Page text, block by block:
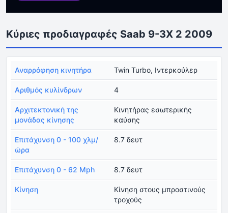
Κύριες προδιαγραφές Saab 9-3X 2 2009
Αναρρόφηση κινητήρα Twin Turbo, Ιντερκούλερ
Αριθμός κυλίνδρων 4
Αρχιτεκτονική της
μονάδας κίνησης
Κινητήρας εσωτερικής
καύσης
Επιτάχυνση 0 - 100 χλμ/
ώρα
8.7 δευτ
Επιτάχυνση 0 - 62 Mph 8.7 δευτ
Κίνηση
Κίνηση στους μπροστινούς
τροχούς